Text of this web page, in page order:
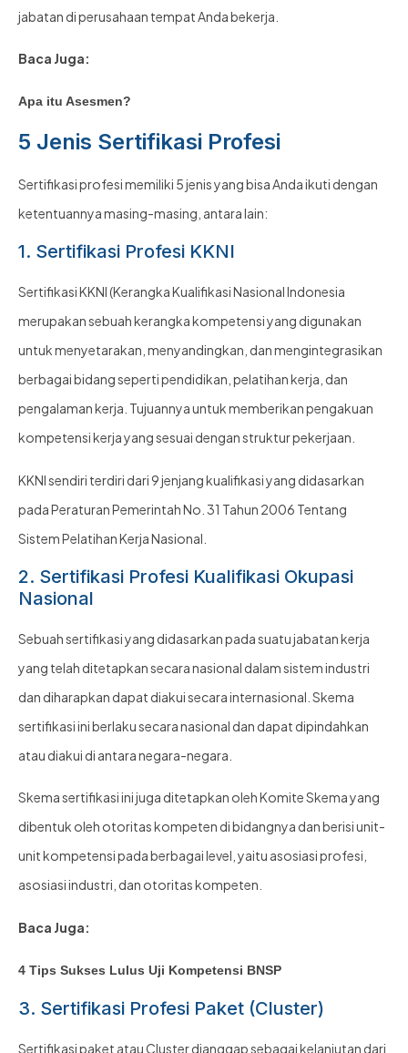
jabatan di perusahaan tempat Anda bekerja.
Baca Juga:
Apa itu Asesmen?
5 Jenis Sertifikasi Profesi
Sertifikasi profesi memiliki 5 jenis yang bisa Anda ikuti dengan
ketentuannya masing-masing, antara lain:
1. Sertifikasi Profesi KKNI
Sertifikasi KKNI (Kerangka Kualifikasi Nasional Indonesia
merupakan sebuah kerangka kompetensi yang digunakan
untuk menyetarakan, menyandingkan, dan mengintegrasikan
berbagai bidang seperti pendidikan, pelatihan kerja, dan
pengalaman kerja. Tujuannya untuk memberikan pengakuan
kompetensi kerja yang sesuai dengan struktur pekerjaan.
KKNI sendiri terdiri dari 9 jenjang kualifikasi yang didasarkan
pada Peraturan Pemerintah No. 31 Tahun 2006 Tentang
Sistem Pelatihan Kerja Nasional.
2. Sertifikasi Profesi Kualifikasi Okupasi
Nasional
Sebuah sertifikasi yang didasarkan pada suatu jabatan kerja
yang telah ditetapkan secara nasional dalam sistem industri
dan diharapkan dapat diakui secara internasional. Skema
sertifikasi ini berlaku secara nasional dan dapat dipindahkan
atau diakui di antara negara-negara.
Skema sertifikasi ini juga ditetapkan oleh Komite Skema yang
dibentuk oleh otoritas kompeten di bidangnya dan berisi unit-
unit kompetensi pada berbagai level, yaitu asosiasi profesi,
asosiasi industri, dan otoritas kompeten.
Baca Juga:
4 Tips Sukses Lulus Uji Kompetensi BNSP
3. Sertifikasi Profesi Paket (Cluster)
Sertifikasi paket atau Cluster dianggap sebagai kelanjutan dari